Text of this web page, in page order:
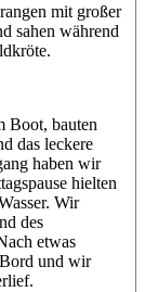
mit großer
sahen während
Boot, bauten
das leckere
haben wir
hielten
Wir
des
etwas
und wir